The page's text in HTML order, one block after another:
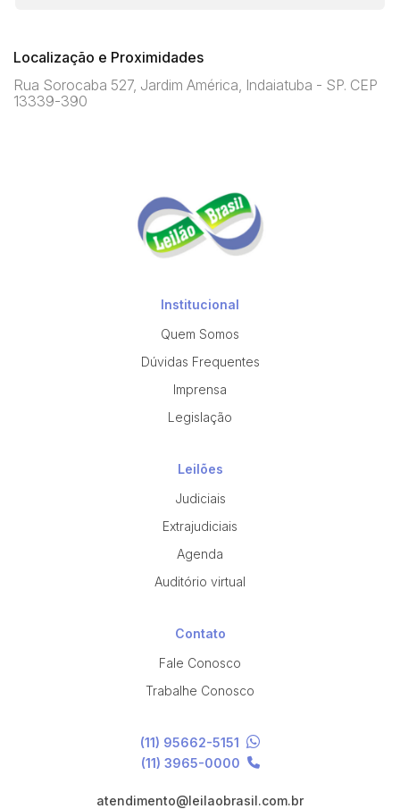
Localização e Proximidades
Rua Sorocaba 527, Jardim América, Indaiatuba - SP. CEP
13339-390
Institucional
Quem Somos
Dúvidas Frequentes
Imprensa
Legislação
Leilões
Judiciais
Extrajudiciais
Agenda
Auditório virtual
Contato
Fale Conosco
Trabalhe Conosco
(11) 95662-5151
(11) 3965-0000
atendimento@leilaobrasil.com.br